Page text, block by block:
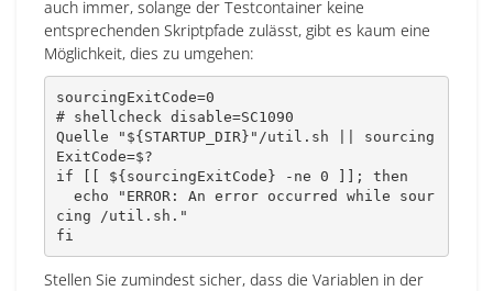
auch immer, solange der Testcontainer keine
entsprechenden Skriptpfade zulässt, gibt es kaum eine
Möglichkeit, dies zu umgehen:
sourcingExitCode=0
# shellcheck disable=SC1090
Quelle
" ${STARTUP_DIR} " /util.sh
sourcing
ExitCode=$?
if
[ [ ${sourcingExitCode} -ne 0 ] ] ;
then
echo
"ERROR: An error occurred while sour
cing /util.sh."
fi
Stellen Sie zumindest sicher, dass die Variablen in der